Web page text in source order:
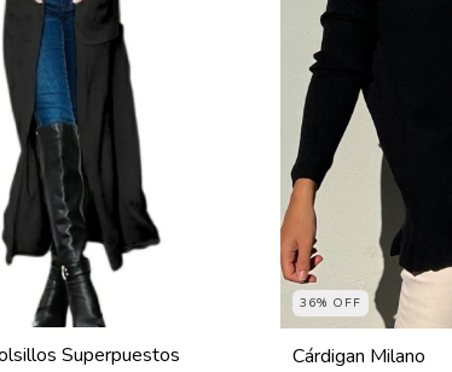
Superpuestos
36% OFF
Cárdigan Milano